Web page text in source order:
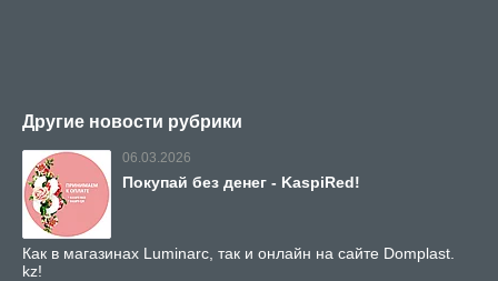
Другие новости рубрики
06.03.2026
Покупай без денег - KaspiRed!
Как в магазинах Luminarc, так и онлайн на сайте Domplast.
kz!